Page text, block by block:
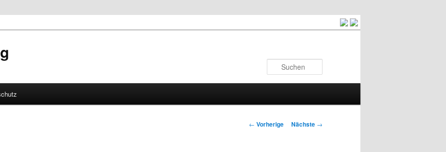
Artikelnavigation
← Vorherige Nächste →